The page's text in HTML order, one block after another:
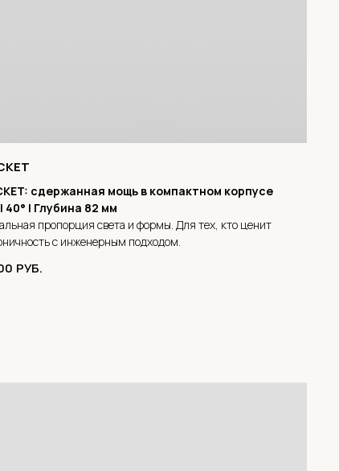
сдержанная мощь в компактном корпусе
40° | Глубина 82 мм
пропорция света и формы. Для тех, кто ценит
с инженерным подходом.
РУБ.